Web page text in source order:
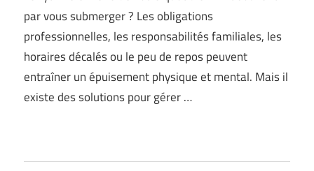
par vous submerger ? Les obligations
professionnelles, les responsabilités familiales, les
horaires décalés ou le peu de repos peuvent
entraîner un épuisement physique et mental. Mais il
existe des solutions pour gérer …